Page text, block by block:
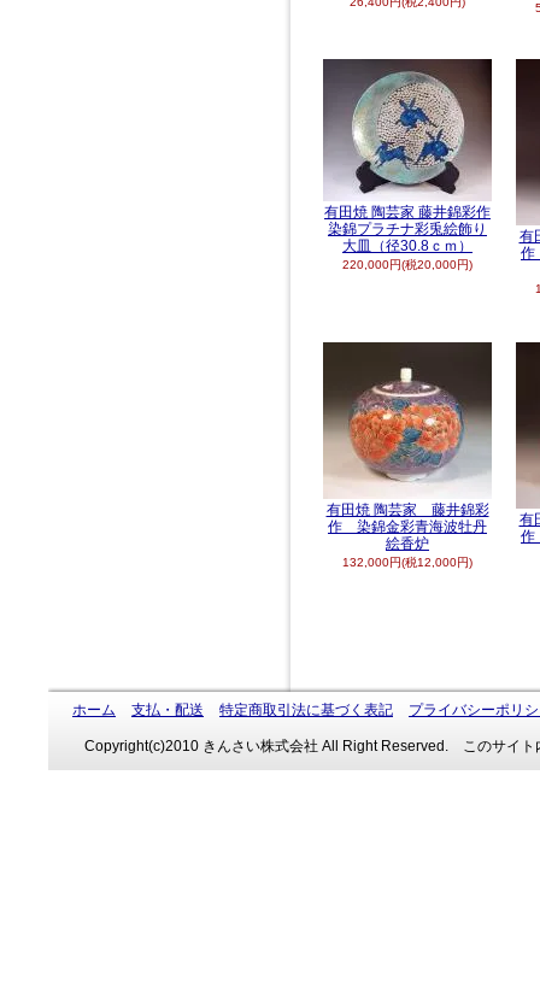
有田焼 陶芸家 藤井錦彩作
染錦プラチナ彩兎絵飾り
大皿（径30.8ｃｍ）
220,000円(税20,000円)
有
作
有田焼 陶芸家 藤井錦彩
作 染錦金彩青海波牡丹
絵香炉
132,000円(税12,000円)
有
作
ホーム 支払・配送 特定商取引法に基づく表記 プライバシーポリ
Copyright(c)2010 きんさい株式会社 All Right Reserved. このサイト